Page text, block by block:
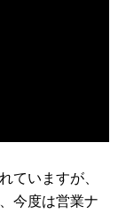
ていますが、
今度は営業ナ